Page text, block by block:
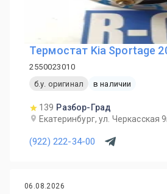
Термостат Kia Sportage
2550023010
б.у. оригинал
в наличии
139 Разбор-Град
Екатеринбург, ул. Черкасская
(922) 222-34-00
06.08.2026